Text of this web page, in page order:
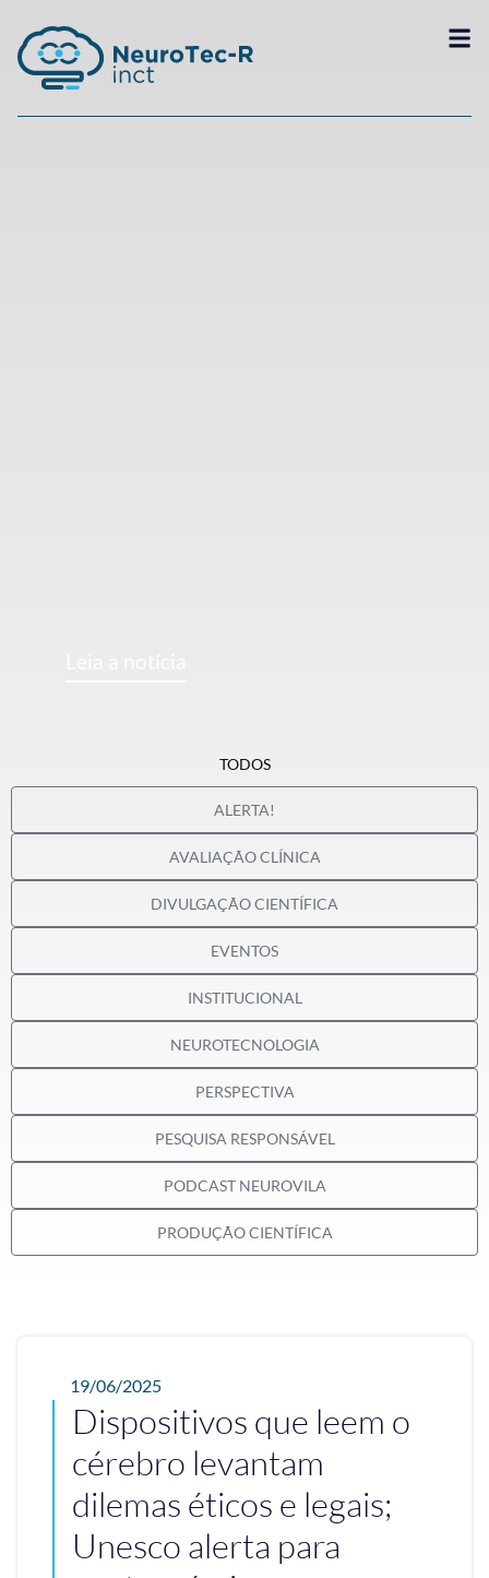
ALERTA!
AVALIAÇÃO CLÍNICA
DIVULGAÇÃO CIENTÍFICA
EVENTOS
INSTITUCIONAL
NEUROTECNOLOGIA
PERSPECTIVA
PESQUISA RESPONSÁVEL
PODCAST NEUROVILA
PRODUÇÃO CIENTÍFICA
TODOS
19/06/2025
Dispositivos que leem o
cérebro levantam
dilemas éticos e legais;
Unesco alerta para